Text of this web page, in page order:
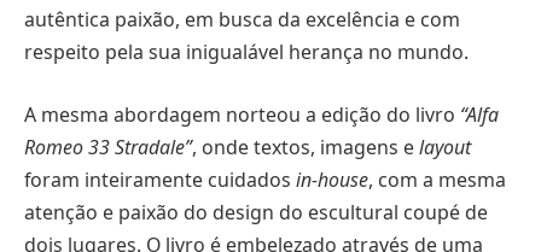
autêntica paixão, em busca da excelência e com
respeito pela sua inigualável herança no mundo.
A mesma abordagem norteou a edição do livro “Alfa
Romeo 33 Stradale”, onde textos, imagens elayout
foram inteiramente cuidados in-house, com a mesma
atenção e paixão do design do escultural coupé de
dois lugares. O livro é embelezado através de uma